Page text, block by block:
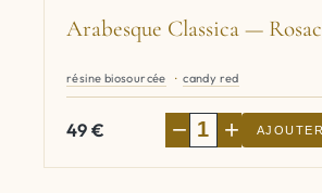
Arabesque Classica —
résine biosourcée candy red
49€ − +